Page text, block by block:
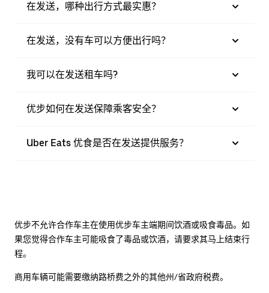
在发送，哪种出行方式最实惠？
在发送，没有车可以方便出行吗？
我可以在发送租车吗?
优步如何在发送保障乘客安全？
Uber Eats 优食是否在发送提供服务？
优步不允许合作车主在使用优步车主端期间饮酒或吸食毒品。如
果您觉得合作车主可能吸食了毒品或饮酒，请要求其马上结束行
程。
商用车辆可能需要缴纳路桥费之外的其他州/省政府税费。